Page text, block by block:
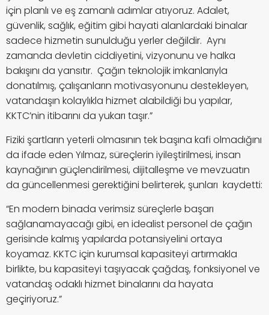
için planlı ve eş zamanlı adımlar atıyoruz. Adalet,
güvenlik, sağlık, eğitim gibi hayati alanlardaki binalar
sadece hizmetin sunulduğu yerler değildir. Aynı
zamanda devletin ciddiyetini, vizyonunu ve halka
bakışını da yansıtır. Çağın teknolojik imkanlarıyla
donatılmış, çalışanların motivasyonunu destekleyen,
vatandaşın kolaylıkla hizmet alabildiği bu yapılar,
KKTC’nin itibarını da yukarı taşır.”
Fiziki şartların yeterli olmasının tek başına kafi olmadığını
da ifade eden Yılmaz, süreçlerin iyileştirilmesi, insan
kaynağının güçlendirilmesi, dijitalleşme ve mevzuatın
da güncellenmesi gerektiğini belirterek, şunları kaydetti:
“En modern binada verimsiz süreçlerle başarı
sağlanamayacağı gibi, en idealist personel de çağın
gerisinde kalmış yapılarda potansiyelini ortaya
koyamaz. KKTC için kurumsal kapasiteyi artırmakla
birlikte, bu kapasiteyi taşıyacak çağdaş, fonksiyonel ve
vatandaş odaklı hizmet binalarını da hayata
geçiriyoruz.”